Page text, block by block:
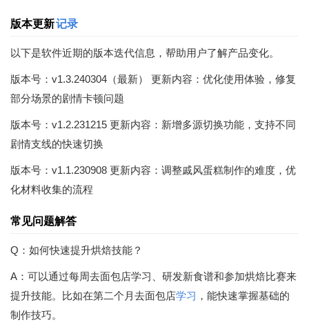
版本更新记录
以下是软件近期的版本迭代信息，帮助用户了解产品变化。
版本号：v1.3.240304（最新） 更新内容：优化使用体验，修复
部分场景的剧情卡顿问题
版本号：v1.2.231215 更新内容：新增多源切换功能，支持不同
剧情支线的快速切换
版本号：v1.1.230908 更新内容：调整戚风蛋糕制作的难度，优
化材料收集的流程
常见问题解答
Q：如何快速提升烘焙技能？
A：可以通过每周去面包店学习、研发新食谱和参加烘焙比赛来
提升技能。比如在第二个月去面包店学习 ，能快速掌握基础的
制作技巧。